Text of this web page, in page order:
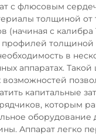
с флюсовым
толщиной от
(начиная с калибра
профилей толщиной
в
аппаратах.
возможностей
капитальные
которым
оборудование
Аппарат легко